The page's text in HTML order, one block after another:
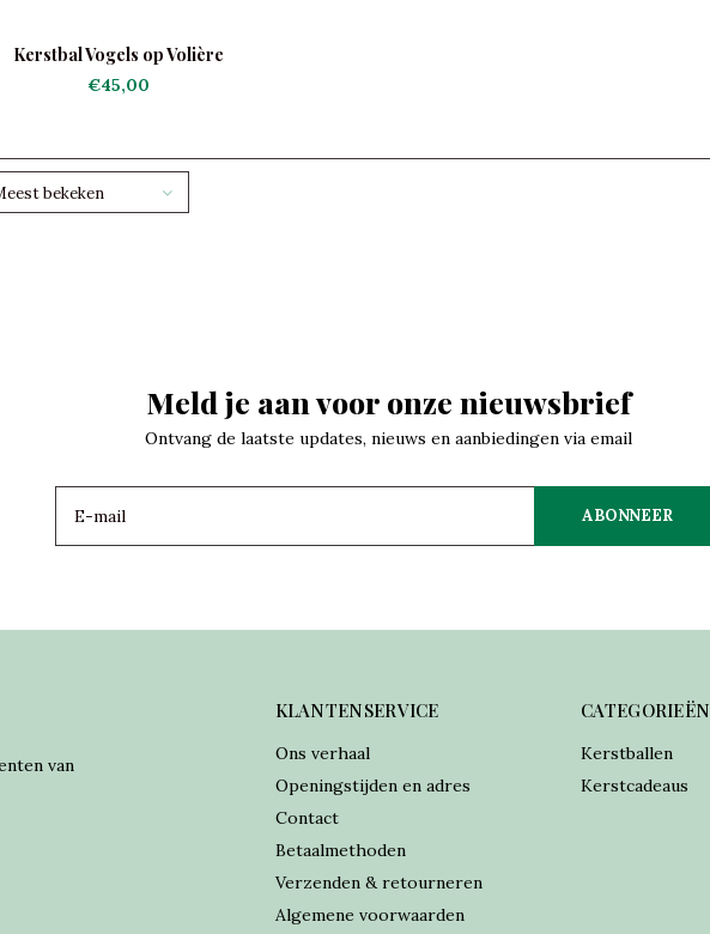
Kerstbal Vogels op Volière
€45,00
bekeken
Meld je aan voor onze nieuwsbrief
Ontvang de laatste updates, nieuws en aanbiedingen via email
ABONNEER
van
KLANTENSERVICE
Ons verhaal
Openingstijden en adres
Contact
Betaalmethoden
Verzenden & retourneren
Algemene voorwaarden
CATEGORIEËN
Kerstballen
Kerstcadeaus